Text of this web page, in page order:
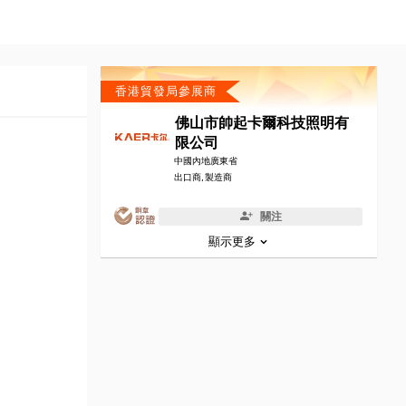
香港貿發局參展商
佛山市帥起卡爾科技照明有
限公司
中國內地廣東省
出口商, 製造商
關注
顯示更多